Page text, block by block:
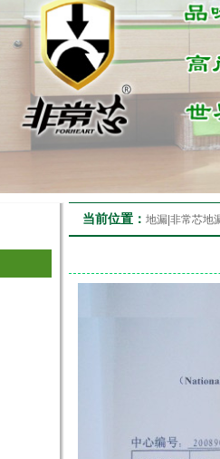
当前位置： 地漏|非常芯地